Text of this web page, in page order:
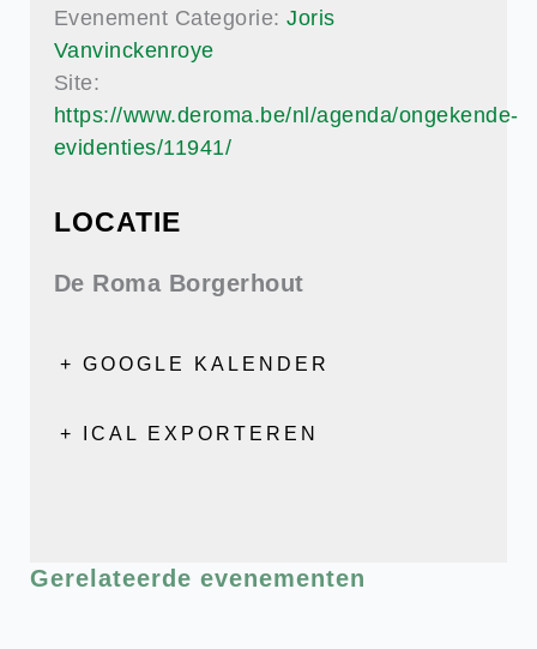
Evenement Categorie: Joris
Vanvinckenroye
Site:
https://www.deroma.be/nl/agenda/ongekende-
evidenties/11941/
LOCATIE
De Roma Borgerhout
+ GOOGLE KALENDER
+ ICAL EXPORTEREN
Gerelateerde evenementen